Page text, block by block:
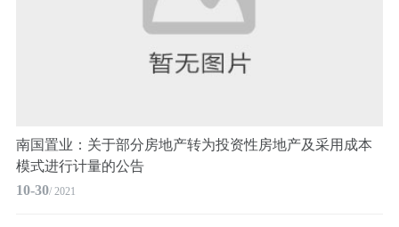
南国置业：关于部分房地产转为投资性房地产及采用成本
模式进行计量的公告
10-30/ 2021